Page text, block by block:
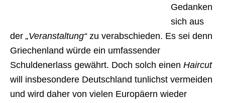
Gedanken
sich aus
der „Veranstaltung“zu verabschieden. Es sei denn
Griechenland würde ein umfassender
Schuldenerlass gewährt. Doch solch einen Haircut
will insbesondere Deutschland tunlichst vermeiden
und wird daher von vielen Europäern wieder